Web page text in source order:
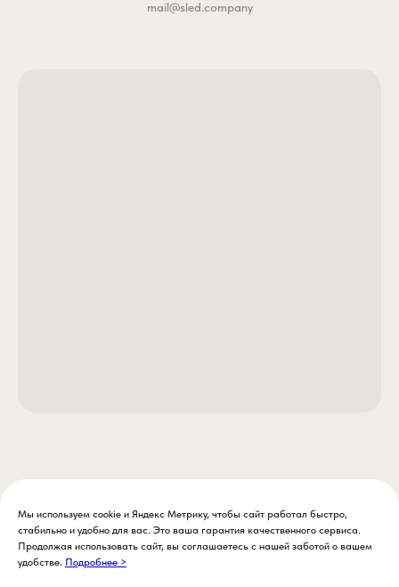
mail@sled.company
Мы используем cookie и Яндекс Метрику, чтобы сайт работал быстро,
стабильно и удобно для вас. Это ваша гарантия качественного сервиса.
Продолжая использовать сайт, вы соглашаетесь с нашей заботой о вашем
удобстве. Подробнее >